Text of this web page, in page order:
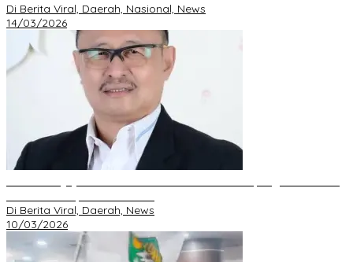
Di Berita Viral, Daerah, Nasional, News
14/03/2026
Di Berita Viral, Daerah, News
10/03/2026